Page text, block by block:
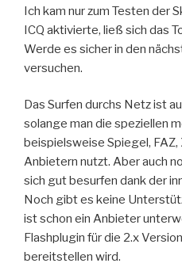
Ich kam nur zum Testen der
ICQ aktivierte, ließ sich das
Werde es sicher in den
versuchen.
Das Surfen durchs Netz ist
solange man die speziellen
beispielsweise Spiegel, FAZ,
Anbietern nutzt. Aber auch
sich gut besurfen dank der
Noch gibt es keine
ist schon ein Anbieter
Flashplugin für die 2.x
bereitstellen wird.